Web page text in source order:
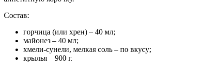
Состав:
горчица (или хрен) – 40 мл;
майонез – 40 мл;
хмели-сунели, мелкая соль – по вкусу;
крылья – 900 г.